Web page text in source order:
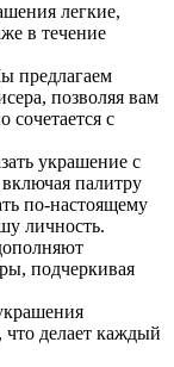
легкие,
в течение
предлагаем
позволяя вам
сочетается с
украшение с
палитру
по-настоящему
личность.
подчеркивая
что делает каждый